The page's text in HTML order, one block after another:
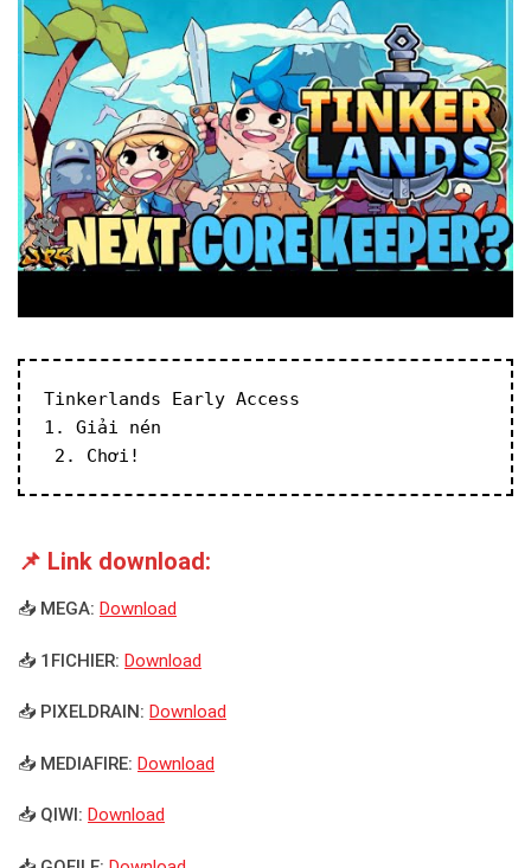
Tinkerlands Early Access
1. Giải nén
2. Chơi!
📌 Link download:
📥 MEGA: Download
📥 1FICHIER: Download
📥 PIXELDRAIN: Download
📥 MEDIAFIRE: Download
📥 QIWI: Download